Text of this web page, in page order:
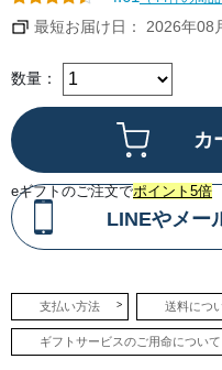
チ
仕
上
に。
ひ
と
食
べ
れ
ば
な
る
品
最短お届け日： 2026年08
数量：
eギフトのご注文でポイント5倍
LINEやメー
支払い方法 送料につ
ギフトサービスのご用命について